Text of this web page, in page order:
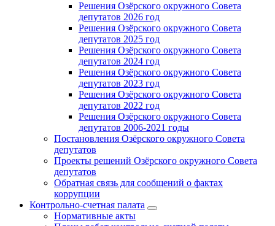
Решения Озёрского окружного Совета
депутатов 2026 год
Решения Озёрского окружного Совета
депутатов 2025 год
Решения Озёрского окружного Совета
депутатов 2024 год
Решения Озёрского окружного Совета
депутатов 2023 год
Решения Озёрского окружного Совета
депутатов 2022 год
Решения Озёрского окружного Совета
депутатов 2006-2021 годы
Постановления Озёрского окружного Совета
депутатов
Проекты решений Озёрского окружного Совета
депутатов
Обратная связь для сообщений о фактах
коррупции
Контрольно-счетная палата
Нормативные акты